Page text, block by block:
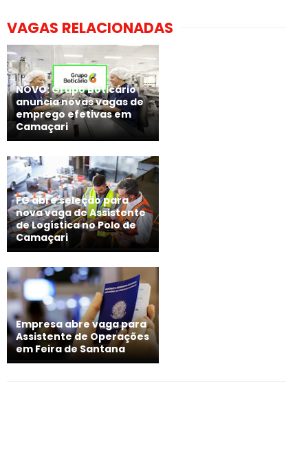
VAGAS RELACIONADAS
NOVO: Grupo Boticário
anuncia novas vagas de
emprego efetivas em
Camaçari
FG abre seleção para
nova vaga de Assistente
de Logística no Polo de
Camaçari
Empresa abre vaga para
Assistente de Operações
em Feira de Santana